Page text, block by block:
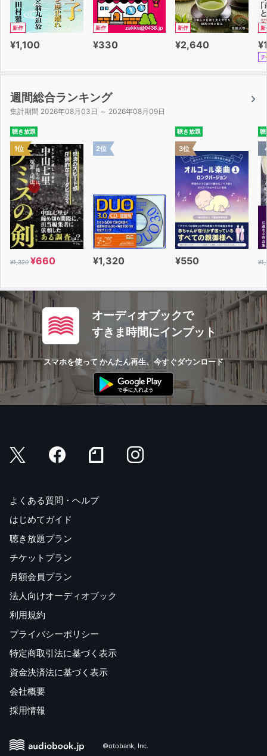
新作
¥1,100
新作
¥330
新作
¥2,640
新
チ
週間総合ランキング
集計期間 2026年08月03日 ～ 2026年08月09日
聴き放題
1位
¥1,320 ¥660
2位
¥1,320
聴き放題
3位
¥550
聴
オーディオブックで
すきま時間にインプット
スマホを使って かんたん再生、今すぐダウンロード
よくある質問・ヘルプ
はじめてガイド
聴き放題プラン
チケットプラン
月額会員プラン
法人向けオーディオブック
利用規約
プライバシーポリシー
特定商取引法に基づく表示
資金決済法に基づく表示
会社概要
採用情報
©otobank, Inc.